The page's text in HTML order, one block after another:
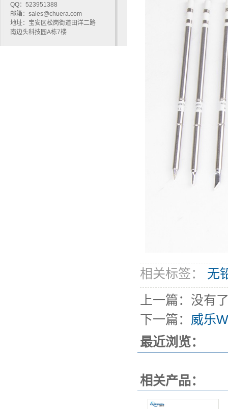
QQ：523951388
邮箱：sales@chuera.com
地址：宝安区松岗街道田洋二路
南边头科技园A栋7楼
相关标签：
无
上一篇：没有
下一篇： 威乐
最近浏览：
相关产品：